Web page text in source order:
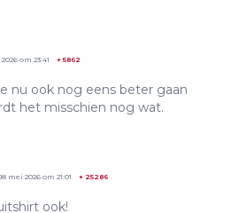
om 23:41 +5862
nu ook nog eens beter gaan
het misschien nog wat.
mei 2026 om 21:01 + 25286
ook!